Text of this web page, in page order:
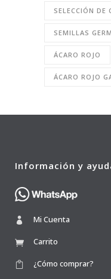
SELECCIÓN DE
SEMILLAS
ÁCARO ROJO
ÁCARO ROJO
Información y
Mi Cuenta
Carrito
¿Cómo comprar?